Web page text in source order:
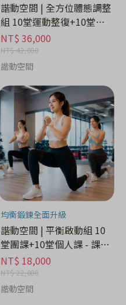
諧動空間 | 全方位體態調整
組 10堂運動整復+10堂個
人課 - 課程學習分期
NT$ 36,000
NT$ 42,000
諧動空間
均衡鍛鍊全面升級
諧動空間 | 平衡啟動組 10
堂團課+10堂個人課 - 課程
學習分期
NT$ 18,000
NT$ 22,000
諧動空間